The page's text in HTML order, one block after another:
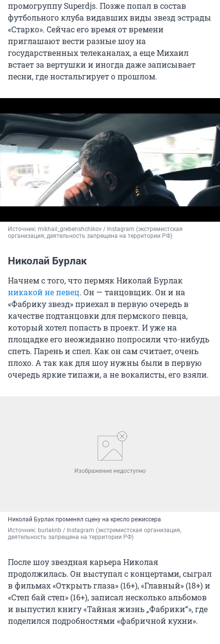
промогруппу Superdjs. Позже попал в состав
футбольного клуба видавших виды звезд эстрады
«Старко». Сейчас его время от времени
приглашают вести разные шоу на
государственных телеканалах, а еще Михаил
встает за вертушки и иногда даже записывает
песни, где ностальгирует о прошлом.
Источник: mikhail_grebenshchikov / Instagram (экстремистская
организация, деятельность запрещена на территории РФ)
Николай Бурлак
Начнем с того, что пермяк Николай Бурлак
никакой не певец. Он — танцовщик. Он и на
«Фабрику звезд» приехал в первую очередь в
качестве подтанцовки для пермского певца,
который хотел попасть в проект. И уже на
площадке его неожиданно попросили что-нибудь
спеть. Парень и спел. Как он сам считает, очень
плохо. А так как для шоу нужны были в первую
очередь яркие типажи, а не вокалисты, его взяли.
Николай Бурлак променял сцену на кресло режиссера
Источник: burlaknb / Instagram (экстремистская организация,
деятельность запрещена на территории РФ)
После шоу звездная карьера Николая
продолжилась. Он выступал с концертами, сыграл
в фильмах «Открыть глаза» (16+), «Главный» (18+) и
«Степ бай степ» (16+), записал несколько альбомов
и выпустил книгу «Тайная жизнь „Фабрики“», где
поделился подробностями «фабричной кухни».